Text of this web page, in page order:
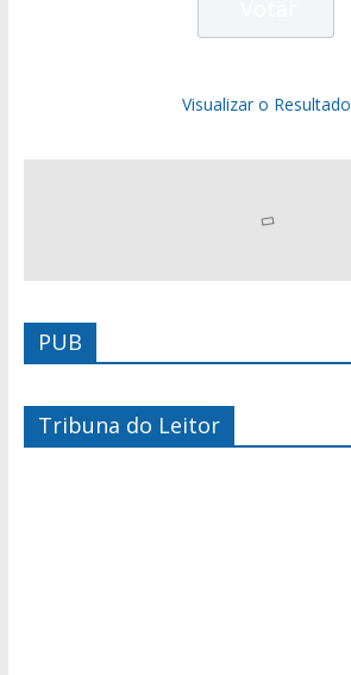
Visualizar o Resultado
PUB
Tribuna do Leitor